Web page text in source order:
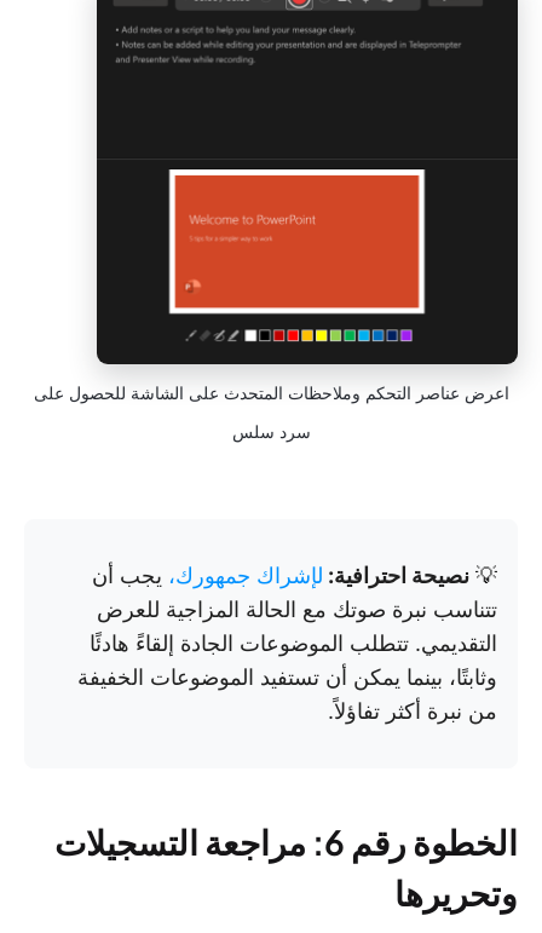
اعرض عناصر التحكم وملاحظات المتحدث على الشاشة للحصول على
سرد سلس
💡 نصيحة احترافية: لإشراك جمهورك، يجب أن
تتناسب نبرة صوتك مع الحالة المزاجية للعرض
التقديمي. تتطلب الموضوعات الجادة إلقاءً هادئًا
وثابتًا، بينما يمكن أن تستفيد الموضوعات الخفيفة
من نبرة أكثر تفاؤلاً.
الخطوة رقم 6: مراجعة التسجيلات
وتحريرها